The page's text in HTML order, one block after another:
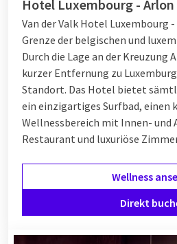
Hotel Luxembourg - Arlon
Van der Valk Hotel Luxembourg
Grenze der belgischen und
Durch die Lage an der Kreuzung
kurzer Entfernung zu
Standort. Das Hotel bietet
ein einzigartiges Surfbad, einen
Wellnessbereich mit Innen- und
Restaurant und luxuriöse
Wellness
Direkt